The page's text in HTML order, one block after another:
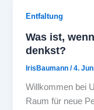
Entfaltung
Was ist,
denkst?
IrisBaumann/4.
Willkommen bei
Raum für neue